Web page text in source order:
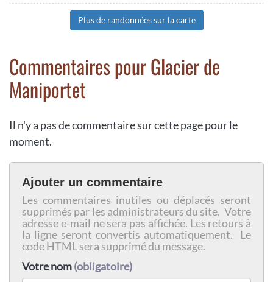
Plus de randonnées sur la carte
Commentaires pour Glacier de
Maniportet
Il n'y a pas de commentaire sur cette page pour le
moment.
Ajouter un commentaire
Les commentaires inutiles ou déplacés seront
supprimés par les administrateurs du site. Votre
adresse e-mail ne sera pas affichée. Les retours à
la ligne seront convertis automatiquement. Le
code HTML sera supprimé du message.
Votre nom(obligatoire)